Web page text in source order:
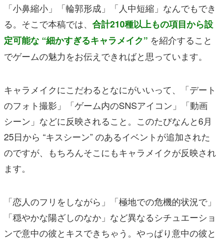
「小鼻縮小」「輪郭形成」「人中短縮」なんでもでき
る。そこで本稿では、 合計210種以上もの項目から設
定可能な “細かすぎるキャラメイク” を紹介すること
でゲームの魅力をお伝えできればと思っています。
キャラメイクにこだわるとなにがいいって、「デート
のフォト撮影」「ゲーム内のSNSアイコン」「動画
シーン」などに反映されること。このたびなんと6月
25日から “キスシーン” のあるイベントが追加された
のですが、もちろんそこにもキャラメイクが反映され
ます。
「恋人のフリをしながら」「極地での危機的状況で」
「穏やかな陽ざしのなか」など異なるシチュエーショ
ンで意中の彼とキスできちゃう。やっぱり意中の彼と